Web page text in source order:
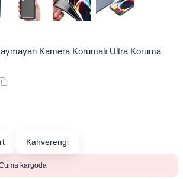
Kamera Korumalı Ultra Koruma
Kahverengi
kargoda